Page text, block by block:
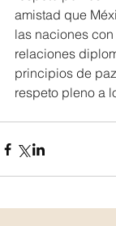
amistad que
las naciones
relaciones
principios de
respeto pleno a